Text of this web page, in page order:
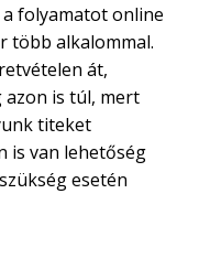
folyamatot online
több alkalommal.
át,
azon is túl, mert
titeket
is van lehetőség
esetén